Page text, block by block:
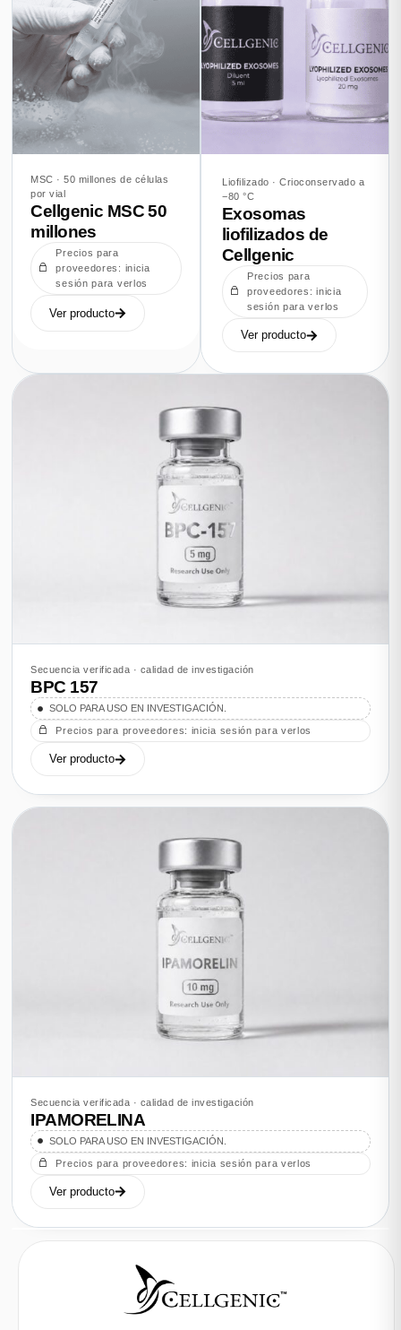
MSC · 50 millones de células
por vial
Cellgenic MSC 50
millones
Precios para
proveedores: inicia
sesión para verlos
Ver producto
Liofilizado · Crioconservado a
−80 °C
Exosomas
liofilizados de
Cellgenic
Precios para
proveedores: inicia
sesión para verlos
Ver producto
Secuencia verificada · calidad de investigación
BPC 157
SOLO PARA USO EN INVESTIGACIÓN.
Precios para proveedores: inicia sesión para verlos
Ver producto
Secuencia verificada · calidad de investigación
IPAMORELINA
SOLO PARA USO EN INVESTIGACIÓN.
Precios para proveedores: inicia sesión para verlos
Ver producto